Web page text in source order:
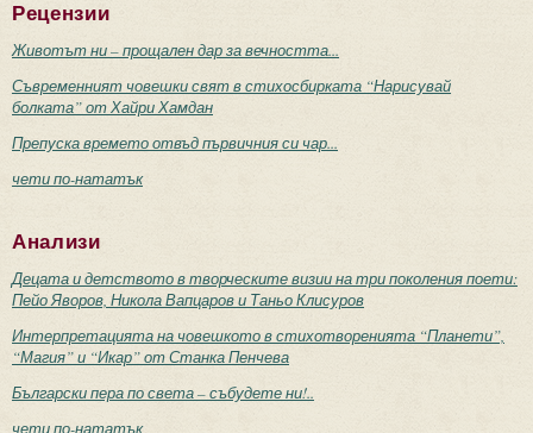
Рецензии
Животът ни – прощален дар за вечността...
Съвременният човешки свят в стихосбирката “Нарисувай
болката” от Хайри Хамдан
Препуска времето отвъд първичния си чар...
чети по-нататък
Анализи
Децата и детството в творческите визии на три поколения поети:
Пейо Яворов, Никола Вапцаров и Таньо Клисуров
Интерпретацията на човешкото в стихотворенията “Планети”,
“Магия” и “Икар” от Станка Пенчева
Български пера по света – събудете ни!..
чети по-нататък